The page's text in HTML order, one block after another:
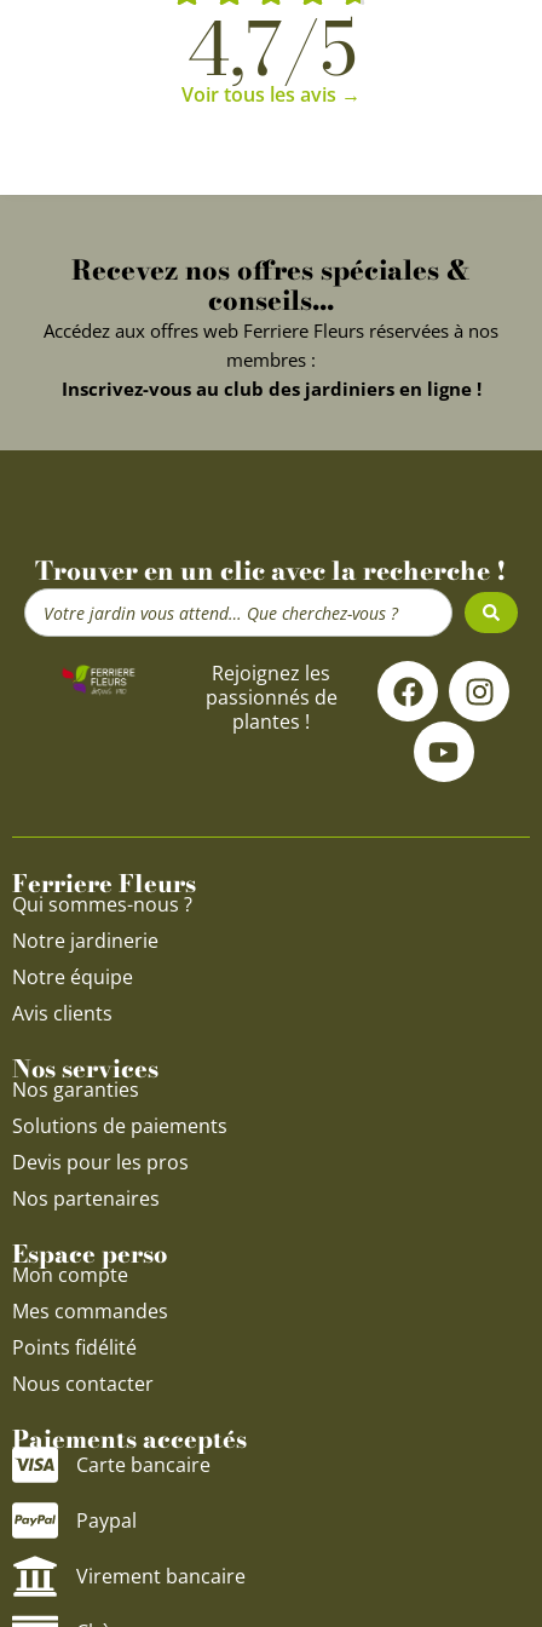
4,7/5
Voir tous les avis →
Recevez nos offres spéciales &
conseils...
Accédez aux offres web Ferriere Fleurs réservées à nos
membres :
Inscrivez-vous au club des jardiniers en ligne !
Trouver en un clic avec la recherche !
Search
...
Rejoignez les
passionnés de
plantes !
F
a
c
e
o
I
n
s
g
Y
o
u
t
u
b
Ferriere Fleurs
Qui sommes-nous ?
Notre jardinerie
Notre équipe
Avis clients
Nos services
Nos garanties
Solutions de paiements
Devis pour les pros
Nos partenaires
Espace perso
Mon compte
Mes commandes
Points fidélité
Nous contacter
Paiements acceptés
Carte bancaire
Paypal
Virement bancaire